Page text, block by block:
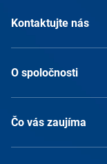
Kontaktujte nás
O spoločnosti
Čo vás zaujíma